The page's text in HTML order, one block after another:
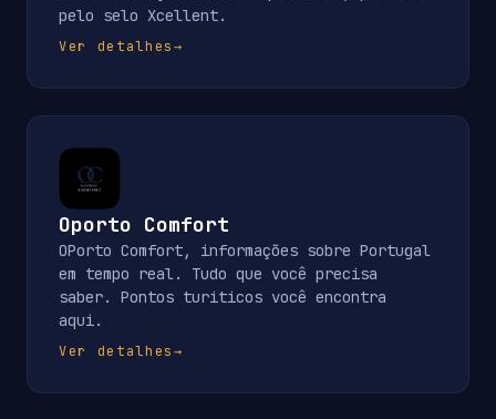
pelo selo Xcellent.
Ver detalhes→
Oporto Comfort
OPorto Comfort, informações sobre Portugal
em tempo real. Tudo que você precisa
saber. Pontos turiticos você encontra
aqui.
Ver detalhes→